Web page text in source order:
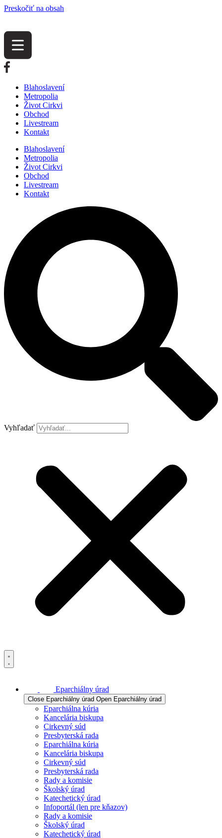
Preskočiť na obsah
Blahoslavení
Metropolia
Život Cirkvi
Obchod
Livestream
Kontakt
Blahoslavení
Metropolia
Život Cirkvi
Obchod
Livestream
Kontakt
Vyhľadať
Eparchiálny úrad
Close Eparchiálny úrad Open Eparchiálny úrad
Eparchiálna kúria
Kancelária biskupa
Cirkevný súd
Presbyterská rada
Eparchiálna kúria
Kancelária biskupa
Cirkevný súd
Presbyterská rada
Rady a komisie
Školský úrad
Katechetický úrad
Infoportál (len pre kňazov)
Rady a komisie
Školský úrad
Katechetický úrad